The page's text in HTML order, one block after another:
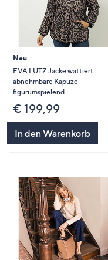
rechts,
um
diese
anzuzeigen.
Neu
EVA LUTZ Jacke wattiert
abnehmbare Kapuze
figurumspielend
€ 199,99
In den Warenkorb